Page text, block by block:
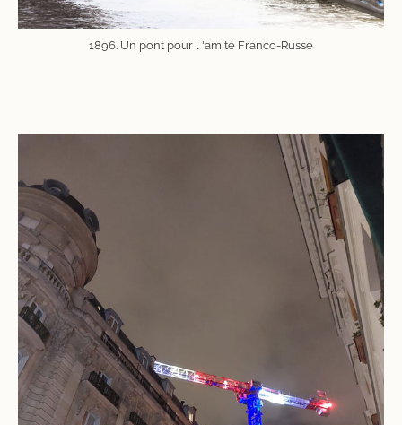
1896. Un pont pour l 'amité Franco-Russe